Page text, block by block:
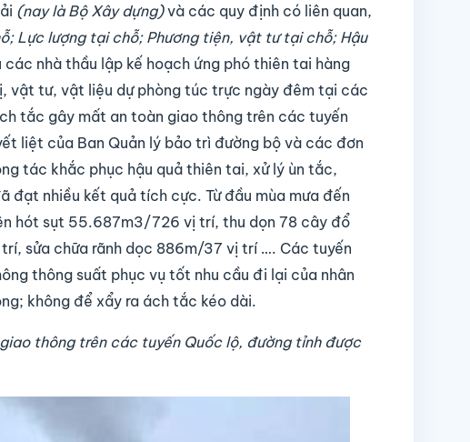
(nay là Bộ Xây dựng)và các quy định có liên quan,
Lực lượng tại chỗ; Phương tiện, vật tư tại chỗ; Hậu
các nhà thầu lập kế hoạch ứng phó thiên tai hàng
vật tư, vật liệu dự phòng túc trực ngày đêm tại các
tắc gây mất an toàn giao thông trên các tuyến
liệt của Ban Quản lý bảo trì đường bộ và các đơn
tác khắc phục hậu quả thiên tai, xử lý ùn tắc,
đạt nhiều kết quả tích cực. Từ đầu mùa mưa đến
hót sụt 55.687m3/726 vị trí, thu dọn 78 cây đổ
sửa chữa rãnh dọc 886m/37 vị trí …. Các tuyến
thông suất phục vụ tốt nhu cầu đi lại của nhân
không để xẩy ra ách tắc kéo dài.
thông trên các tuyến Quốc lộ, đường tỉnh được